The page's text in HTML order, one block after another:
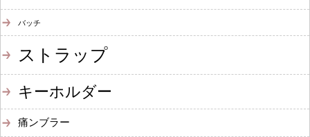
バッチ
ストラップ
キーホルダー
痛ンブラー